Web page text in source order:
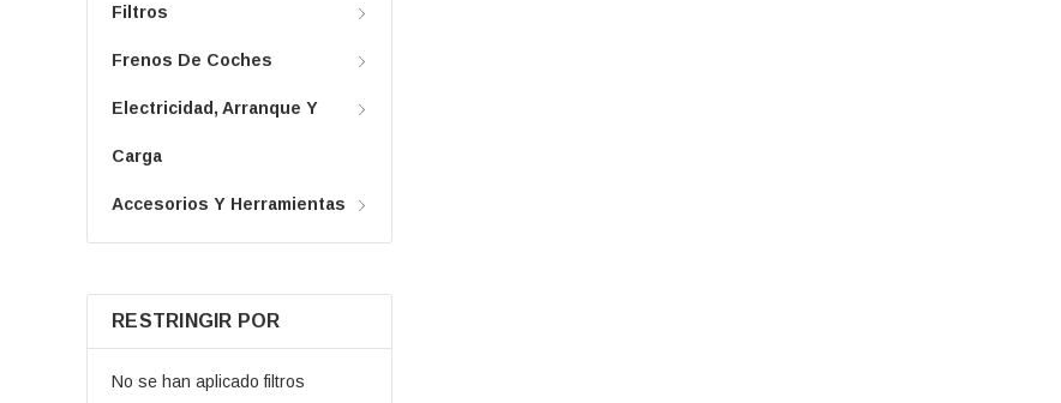
Filtros
Frenos De Coches
Electricidad, Arranque Y
Carga
Accesorios Y Herramientas
RESTRINGIR POR
No se han aplicado filtros